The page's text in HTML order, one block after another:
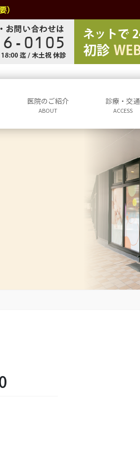
医院のご紹介
ABOUT
診療・交通
ACCESS